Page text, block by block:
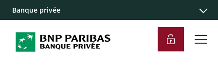
Banque privée